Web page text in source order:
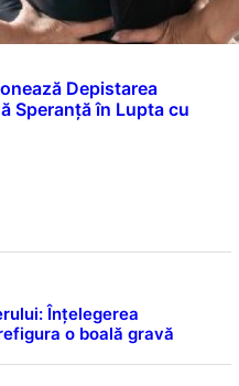
Depistarea
Speranță în Lupta cu
Înțelegerea
o boală gravă